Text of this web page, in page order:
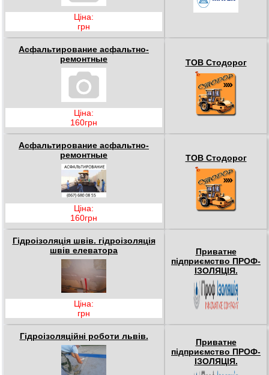
Ціна:
грн
Асфальтирование асфальтно-
ремонтные
Ціна:
160грн
ТОВ Стодорог
Асфальтирование асфальтно-
ремонтные
Ціна:
160грн
ТОВ Стодорог
Гідроізоляція швів. гідроізоляція
швів елеватора
Ціна:
грн
Приватне
підприємство ПРОФ-
ІЗОЛЯЦІЯ.
Гідроізоляційні роботи львів.
Приватне
підприємство ПРОФ-
ІЗОЛЯЦІЯ.